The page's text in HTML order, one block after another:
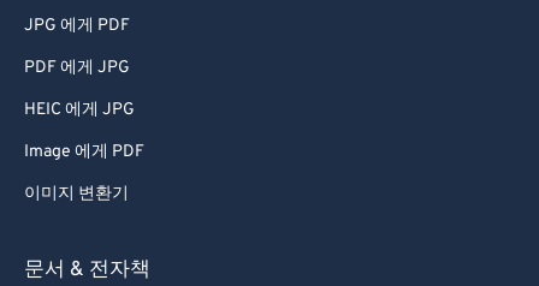
JPG 에게 PDF
PDF 에게 JPG
HEIC 에게 JPG
Image 에게 PDF
이미지 변환기
문서 & 전자책